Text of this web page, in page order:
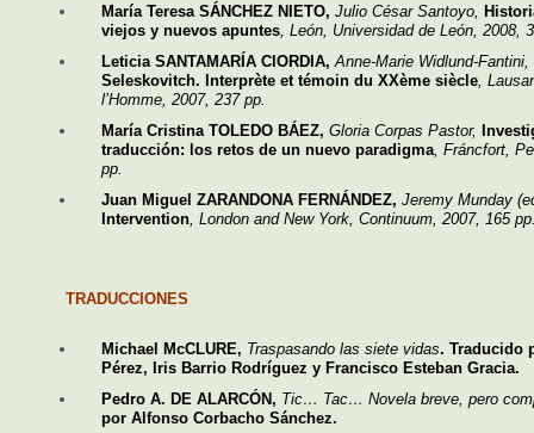
María Teresa SÁNCHEZ NIETO, Julio César Santoyo,
viejos y nuevos apuntes, León, Universidad de León, 2008,
Leticia SANTAMARÍA CIORDIA,Anne-Marie Widlund-Fantini,
Seleskovitch. Interprète et témoin du XXème siècle,
l’Homme, 2007, 237 pp.
María Cristina TOLEDO BÁEZ, Gloria Corpas Pastor,
traducción: los retos de un nuevo paradigma, Fráncfort,
pp.
Juan Miguel ZARANDONA FERNÁNDEZ, Jeremy Munday
Intervention, London and New York, Continuum, 2007, 165
TRADUCCIONES
Michael McCLURE, Traspasando las siete vidas. Traducido
Pérez, Iris Barrio Rodríguez y Francisco Esteban Gracia.
Pedro A. DE ALARCÓN, Tic… Tac… Novela breve, pero
por Alfonso Corbacho Sánchez.